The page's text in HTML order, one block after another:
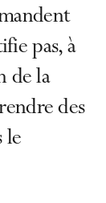
pas, à
de la
des
le